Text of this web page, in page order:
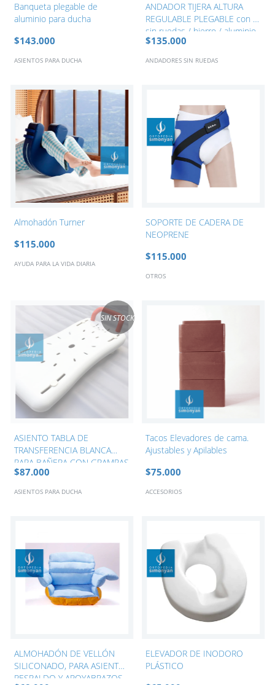
Banqueta plegable de
aluminio para ducha
$143.000
ASIENTOS PARA DUCHA
ANDADOR TIJERA ALTURA
REGULABLE PLEGABLE con o
sin ruedas / hierro / aluminio
/ angosto / reforzado
$135.000
ANDADORES SIN RUEDAS
Almohadón Turner
$115.000
AYUDA PARA LA VIDA DIARIA
SOPORTE DE CADERA DE
NEOPRENE
$115.000
OTROS
SIN STOCK
ASIENTO TABLA DE
TRANSFERENCIA BLANCA
PARA BAÑERA CON GRAMPAS
AJUSTABLES
$87.000
ASIENTOS PARA DUCHA
Tacos Elevadores de cama.
Ajustables y Apilables
$75.000
ACCESORIOS
ALMOHADÓN DE VELLÓN
SILICONADO, PARA ASIENTO,
RESPALDO Y APOYABRAZOS.
ELEVADOR DE INODORO
PLÁSTICO